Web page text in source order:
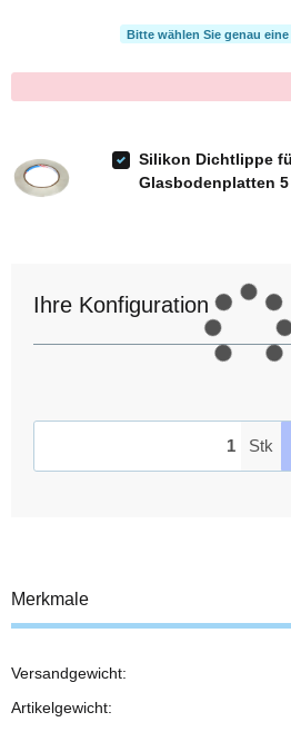
Bitte wählen Sie genau
Silikon Dichtlippe
Glasbodenplatten 5
Ihre Konfiguration
Stk
Merkmale
Produkteigenschaft
Wert
Versandgewicht:
Artikelgewicht: